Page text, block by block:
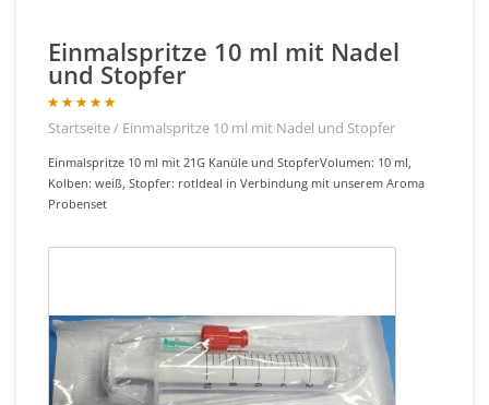
Einmalspritze 10 ml mit Nadel
und Stopfer
Startseite/ Einmalspritze 10 ml mit Nadel und Stopfer
Einmalspritze 10 ml mit 21G Kanüle und StopferVolumen: 10 ml,
Kolben: weiß, Stopfer: rotIdeal in Verbindung mit unserem Aroma
Probenset